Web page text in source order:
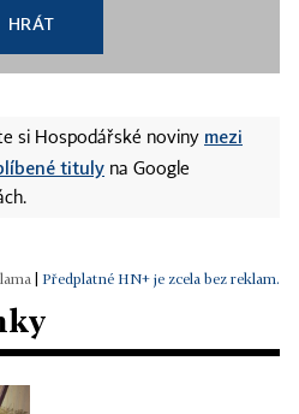
HRÁT
si Hospodářské noviny mezi
tituly na Google
Předplatné HN+ je zcela bez reklam.